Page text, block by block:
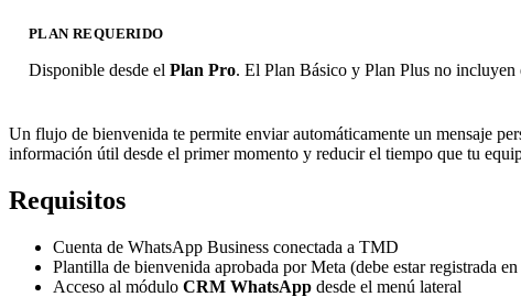
PLAN REQUERIDO
Disponible desde el Plan Pro. El Plan Básico y Plan Plus no
Un flujo de bienvenida te permite enviar automáticamente un mensaje
información útil desde el primer momento y reducir el tiempo que tu
Requisitos
Cuenta de WhatsApp Business conectada a TMD
Plantilla de bienvenida aprobada por Meta (debe estar registrada
Acceso al módulo CRM WhatsApp desde el menú lateral